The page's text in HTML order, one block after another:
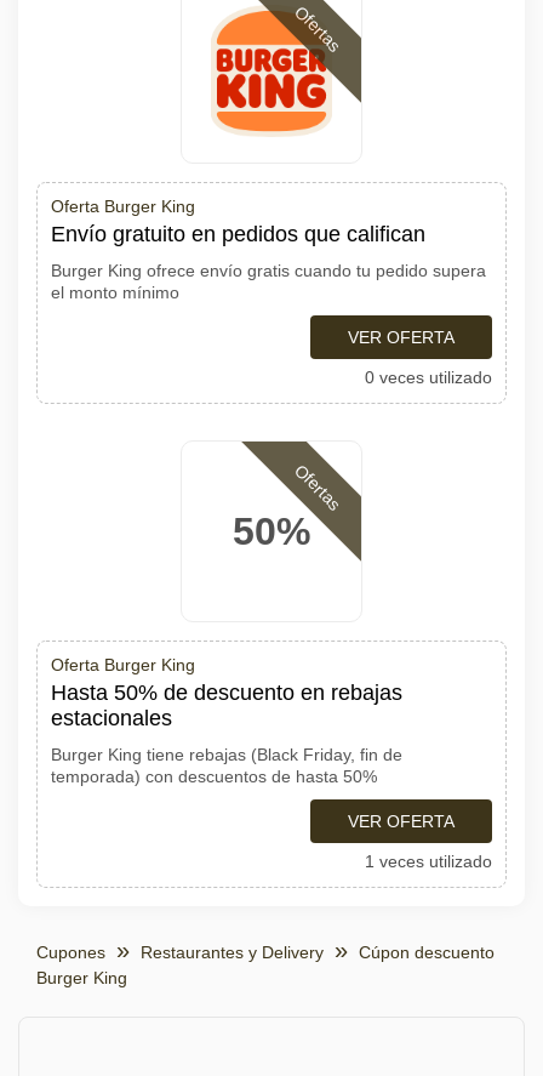
Ofertas
Oferta Burger King
Envío gratuito en pedidos que califican
Burger King ofrece envío gratis cuando tu pedido supera
el monto mínimo
VER OFERTA
0 veces utilizado
50%
Ofertas
Oferta Burger King
Hasta 50% de descuento en rebajas
estacionales
Burger King tiene rebajas (Black Friday, fin de
temporada) con descuentos de hasta 50%
VER OFERTA
1 veces utilizado
Cupones Restaurantes y Delivery
Cúpon descuento
Burger King